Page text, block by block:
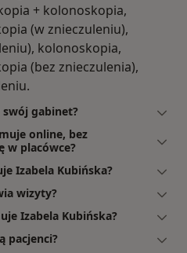
+ kolonoskopia,
(w znieczuleniu),
kolonoskopia,
(bez znieczulenia),
swój gabinet?
online, bez
w placówce?
Izabela Kubińska?
wizyty?
Izabela Kubińska?
pacjenci?